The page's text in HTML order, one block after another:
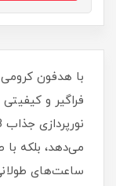
فراگیر و
می‌دهد، بلکه با
ساعت‌های